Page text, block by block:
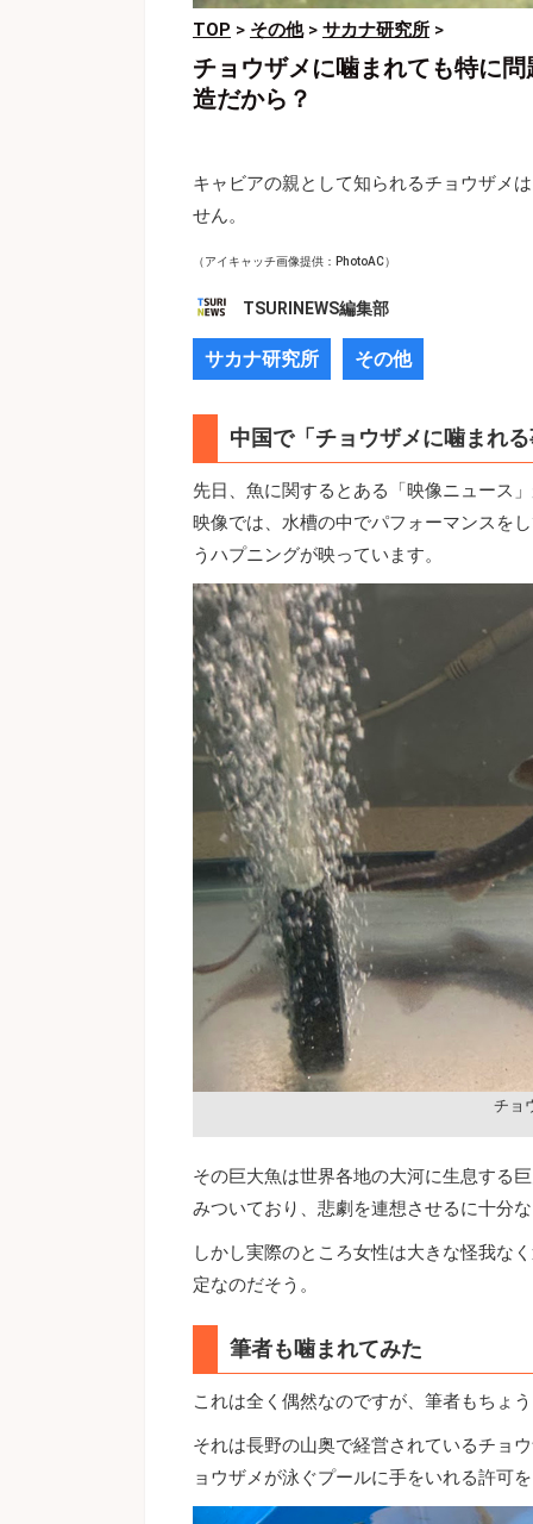
TOP > その他> サカナ研究所 >
チョウザメに噛まれても特に
造だから？
キャビアの親として知られるチョウザメ
せん。
（アイキャッチ画像提供：PhotoAC）
TSURINEWS編集部
サカナ研究所 その他
中国で「チョウザメに噛まれ
先日、魚に関するとある「映像ニュース
映像では、水槽の中でパフォーマンスを
うハプニングが映っています。
チョ
その巨大魚は世界各地の大河に生息する
みついており、悲劇を連想させるに十分
しかし実際のところ女性は大きな怪我な
定なのだそう。
筆者も噛まれてみた
これは全く偶然なのですが、筆者もちょ
それは長野の山奥で経営されているチョ
ョウザメが泳ぐプールに手をいれる許可